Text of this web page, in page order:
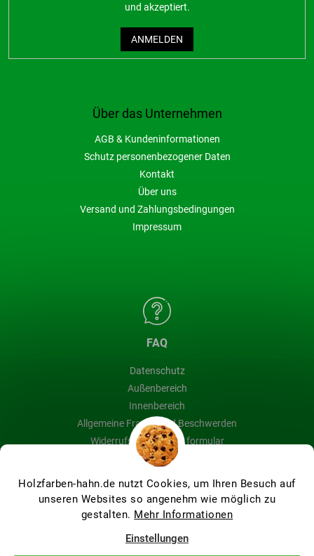
Holzfarben-hahn.de nutzt Cookies, um Ihren Besuch auf
unseren Websites so angenehm wie möglich zu
gestalten. Mehr Informationen
Einstellungen
Über das Unternehmen
AGB & Kundeninformationen
Schutz personenbezogener Daten
Kontakt
Über uns
Versand und Zahlungsbedingungen
Impressum
FAQ
Datenschutz
Außenbereich
Innenbereich
Allgemeine Fragen und Beschwerden
Widerrufsbelehrung & formular
Blog
und akzeptiert.
ANMELDEN